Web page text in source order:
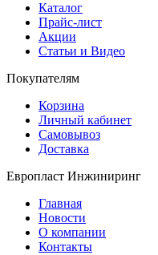
Каталог
Прайс-лист
Акции
Статьи и Видео
Покупателям
Корзина
Личный кабинет
Самовывоз
Доставка
Европласт Инжиниринг
Главная
Новости
О компании
Контакты